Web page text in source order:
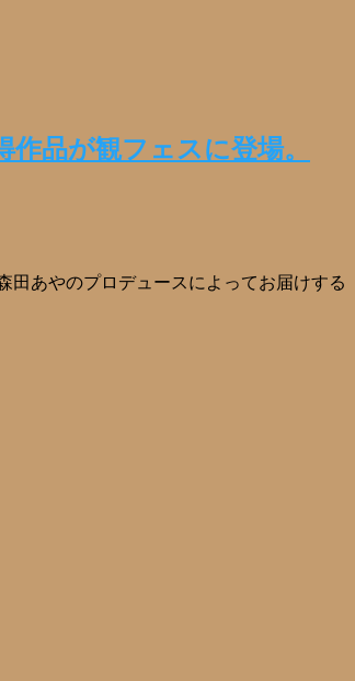
品が観フェスに登場。
あやのプロデュースによってお届けする